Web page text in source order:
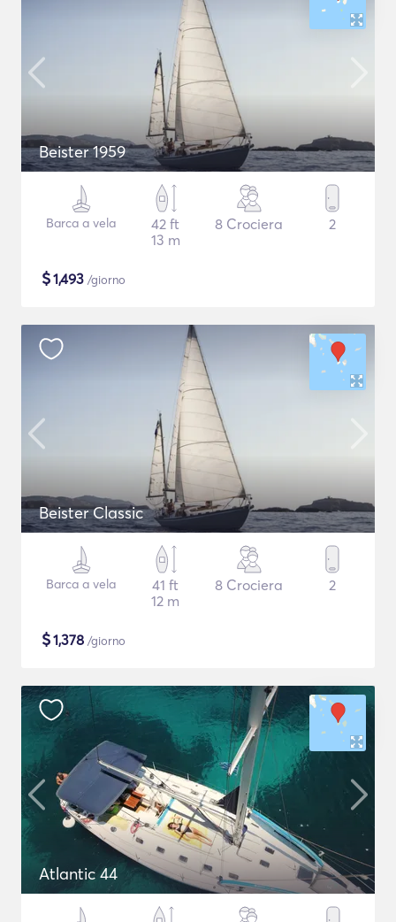
Beister 1959
Barca a vela
42 ft
13 m
8 Crociera 2
$1,493 /giorno
Beister Classic
Barca a vela
41 ft
12 m
8 Crociera 2
$1,378 /giorno
Atlantic 44